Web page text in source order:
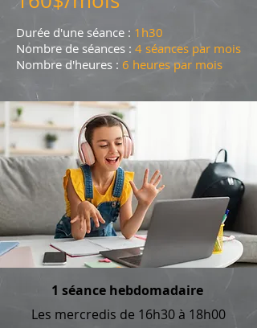
Durée d'une séance : 1h30
Nombre de séances : 4 séances par mois
Nombre d'heures : 6 heures par mois
1 séance hebdomadaire
Les mercredis de 16h30 à 18h00